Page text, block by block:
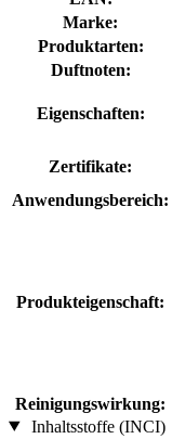
Marke:
Produktarten:
Duftnoten:
Eigenschaften:
Zertifikate:
Anwendungsbereich:
Produkteigenschaft:
Reinigungswirkung:
Inhaltsstoffe (INCI)